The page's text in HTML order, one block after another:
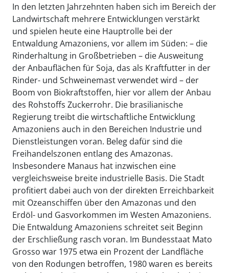
In den letzten Jahrzehnten haben sich im Bereich der
Landwirtschaft mehrere Entwicklungen verstärkt
und spielen heute eine Hauptrolle bei der
Entwaldung Amazoniens, vor allem im Süden: – die
Rinderhaltung in Großbetrieben – die Ausweitung
der Anbauflächen für Soja, das als Kraftfutter in der
Rinder- und Schweinemast verwendet wird – der
Boom von Biokraftstoffen, hier vor allem der Anbau
des Rohstoffs Zuckerrohr. Die brasilianische
Regierung treibt die wirtschaftliche Entwicklung
Amazoniens auch in den Bereichen Industrie und
Dienstleistungen voran. Beleg dafür sind die
Freihandelszonen entlang des Amazonas.
Insbesondere Manaus hat inzwischen eine
vergleichsweise breite industrielle Basis. Die Stadt
profitiert dabei auch von der direkten Erreichbarkeit
mit Ozeanschiffen über den Amazonas und den
Erdöl- und Gasvorkommen im Westen Amazoniens.
Die Entwaldung Amazoniens schreitet seit Beginn
der Erschließung rasch voran. Im Bundesstaat Mato
Grosso war 1975 etwa ein Prozent der Landfläche
von den Rodungen betroffen, 1980 waren es bereits